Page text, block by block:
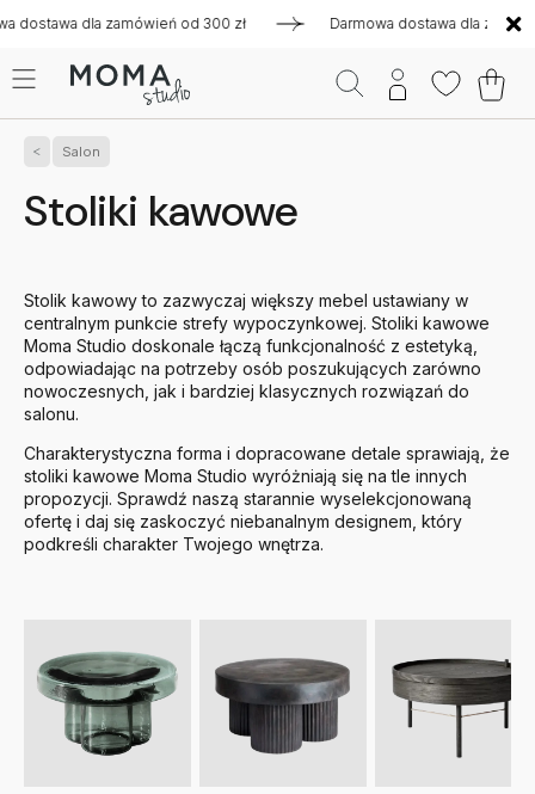
zamówień od 300 zł Darmowa dostawa dla zamówień od 300
Salon
Stoliki kawowe
Stolik kawowy to zazwyczaj większy mebel ustawiany w
centralnym punkcie strefy wypoczynkowej. Stoliki kawowe
Moma Studio doskonale łączą funkcjonalność z estetyką,
odpowiadając na potrzeby osób poszukujących zarówno
nowoczesnych, jak i bardziej klasycznych rozwiązań do
salonu.
Charakterystyczna forma i dopracowane detale sprawiają, że
stoliki kawowe Moma Studio wyróżniają się na tle innych
propozycji. Sprawdź naszą starannie wyselekcjonowaną
ofertę i daj się zaskoczyć niebanalnym designem, który
podkreśli charakter Twojego wnętrza.